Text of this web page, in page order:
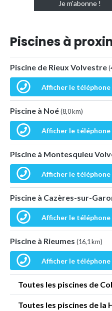
Piscines à
Piscine de Rieux Volvestre
Afficher le téléphone
Piscine à Noé(8,0 km)
Afficher le téléphone
Piscine à Montesquieu
Afficher le téléphone
Piscine à Cazères-sur-
Afficher le téléphone
Piscine à Rieumes (16,1 km)
Afficher le téléphone
Toutes les piscines de
Toutes les piscines de la